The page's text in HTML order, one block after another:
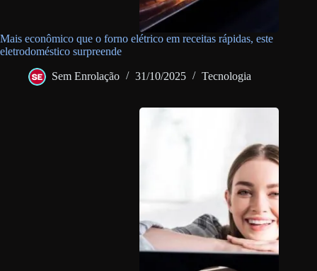
Mais econômico que o forno elétrico em receitas rápidas, este
eletrodoméstico surpreende
Sem Enrolação 31/10/2025 Tecnologia